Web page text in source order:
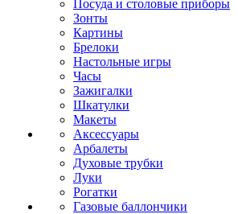
Посуда и столовые приборы
Зонты
Картины
Брелоки
Настольные игры
Часы
Зажигалки
Шкатулки
Макеты
Аксессуары
Арбалеты
Духовые трубки
Луки
Рогатки
Газовые баллончики